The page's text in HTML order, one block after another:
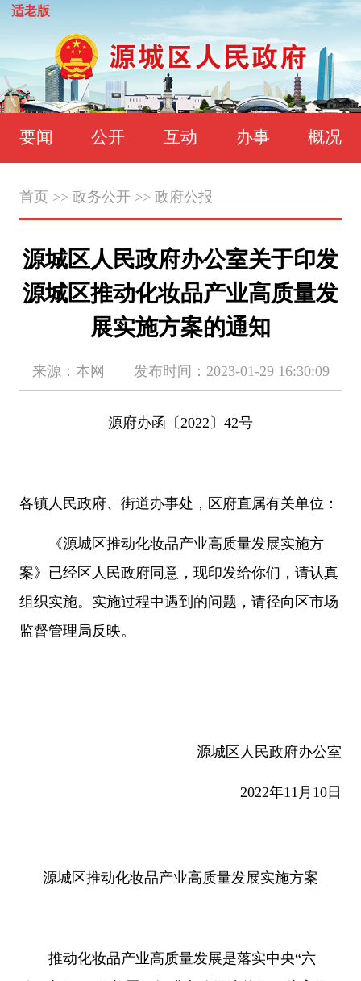
适老版
要闻 公开 互动 办事 概况
首页 >> 政务公开>> 政府公报
源城区人民政府办公室关于印发
源城区推动化妆品产业高质量发
展实施方案的通知
来源：本网 发布时间：2023-01-29 16:30:09
源府办函〔2022〕42号
各镇人民政府、街道办事处，区府直属有关单位：
《源城区推动化妆品产业高质量发展实施方
案》已经区人民政府同意，现印发给你们，请认真
组织实施。实施过程中遇到的问题，请径向区市场
监督管理局反映。
源城区人民政府办公室
2022年11月10日
源城区推动化妆品产业高质量发展实施方案
推动化妆品产业高质量发展是落实中央“六